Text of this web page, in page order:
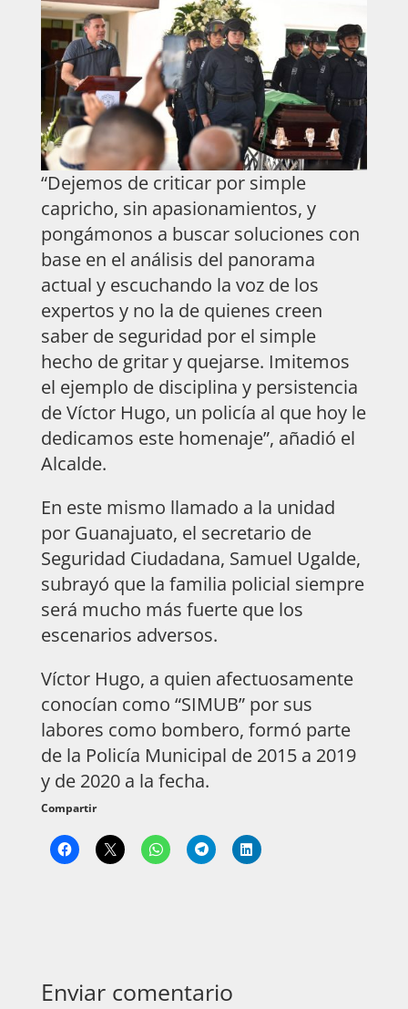
“Dejemos de criticar por simple
capricho, sin apasionamientos, y
pongámonos a buscar soluciones con
base en el análisis del panorama
actual y escuchando la voz de los
expertos y no la de quienes creen
saber de seguridad por el simple
hecho de gritar y quejarse. Imitemos
el ejemplo de disciplina y persistencia
de Víctor Hugo, un policía al que hoy le
dedicamos este homenaje”, añadió el
Alcalde.
En este mismo llamado a la unidad
por Guanajuato, el secretario de
Seguridad Ciudadana, Samuel Ugalde,
subrayó que la familia policial siempre
será mucho más fuerte que los
escenarios adversos.
Víctor Hugo, a quien afectuosamente
conocían como “SIMUB” por sus
labores como bombero, formó parte
de la Policía Municipal de 2015 a 2019
y de 2020 a la fecha.
Compartir
Enviar comentario